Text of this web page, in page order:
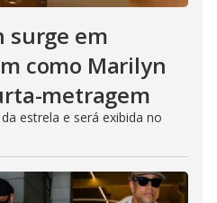
surge em
como Marilyn
metragem
estrela e será exibida no